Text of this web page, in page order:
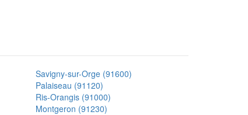
Savigny-sur-Orge (91600)
Palaiseau (91120)
Ris-Orangis (91000)
Montgeron (91230)